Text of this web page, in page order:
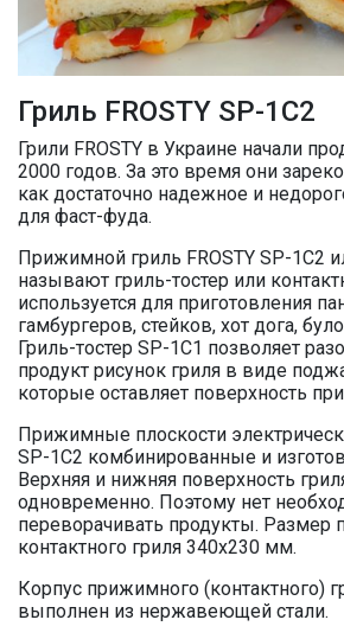
Гриль FROSTY SP-1C2
Грили FROSTY в Украине начали
2000 годов. За это время они
как достаточно надежное и
для фаст-фуда.
Прижимной гриль FROSTY SP-1C2
называют гриль-тостер или
используется для приготовления
гамбургеров, стейков, хот дога,
Гриль-тостер SP-1C1 позволяет
продукт рисунок гриля в виде
которые оставляет поверхность
Прижимные плоскости
SP-1C2 комбинированные и
Верхняя и нижняя поверхность
одновременно. Поэтому нет
переворачивать продукты. Размер
контактного гриля 340х230 мм.
Корпус прижимного (контактного)
выполнен из нержавеющей стали.